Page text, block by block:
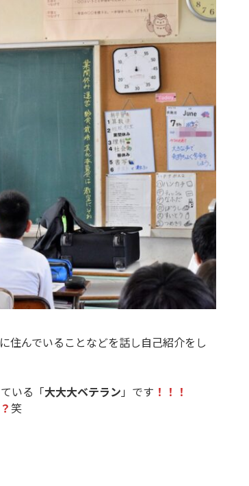
住んでいることなどを話し自己紹介をし
いる「大大大ベテラン 」です ！！！
？笑